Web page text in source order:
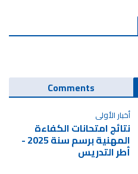
Comments
أخبار الأولى
نتائج امتحانات الكفاءة
المهنية برسم سنة 2025 -
أطر التدريس